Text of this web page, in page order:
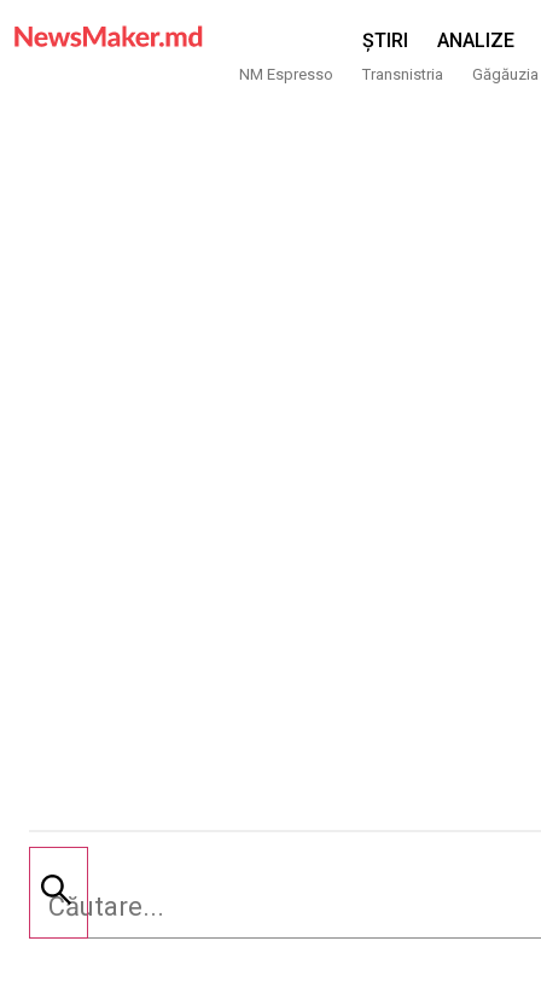
ȘTIRI ANALIZE
NM Espresso Transnistria Găgăuzia